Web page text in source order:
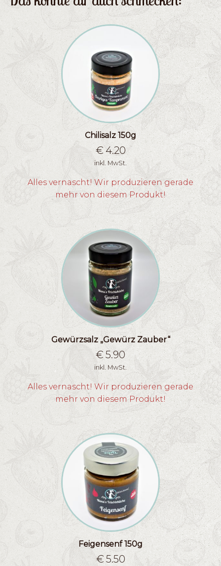
Chilisalz 150g
€4.20
inkl. MwSt.
Alles vernascht! Wir produzieren gerade
mehr von diesem Produkt!
Gewürzsalz „Gewürz Zauber“
€ 5.90
inkl. MwSt.
Alles vernascht! Wir produzieren gerade
mehr von diesem Produkt!
Feigensenf 150g
€ 5.50